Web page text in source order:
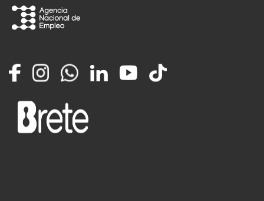
FacebookInstagramWhatsappLinkedInYouTube
TikTok